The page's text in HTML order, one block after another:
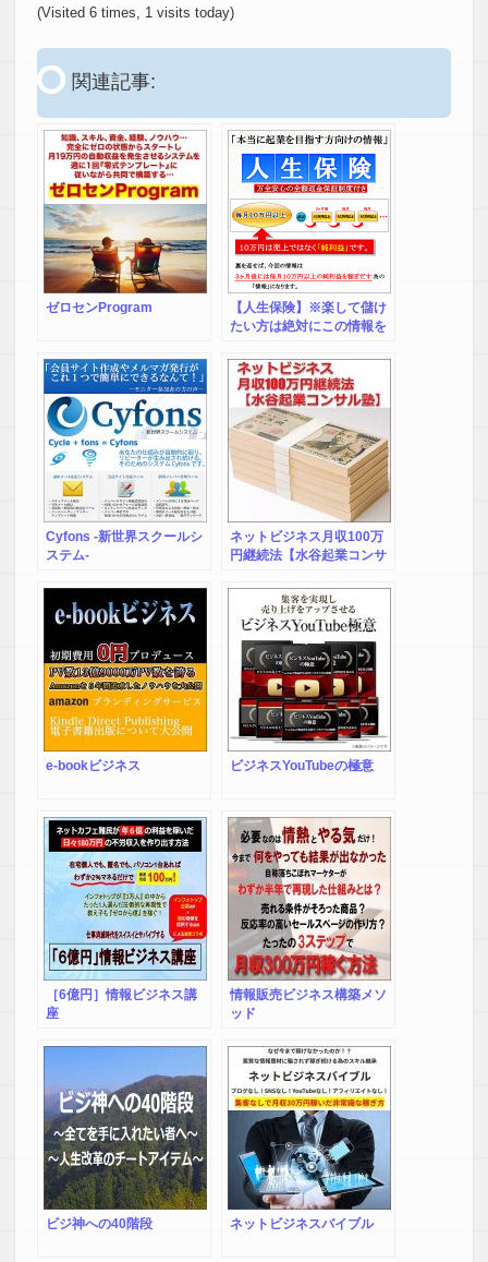
(Visited 6 times, 1 visits today)
関連記事:
ゼロセンProgram
【人生保険】※楽して儲け
たい方は絶対にこの情報を
当に起業を目指す方向けの
情報」 （大手6社ブログに
同時に自動予約投稿出来る
システム、Twitter自動投稿
システムの手引きetcオマケ
付き）
Cyfons -新世界スクールシ
ステム-
ネットビジネス月収100万
円継続法【水谷起業コンサ
e-bookビジネス ビジネスYouTubeの極意
［6億円］情報ビジネス講
座
情報販売ビジネス構築メソ
ッド
ビジ神への40階段 ネットビジネスバイブル